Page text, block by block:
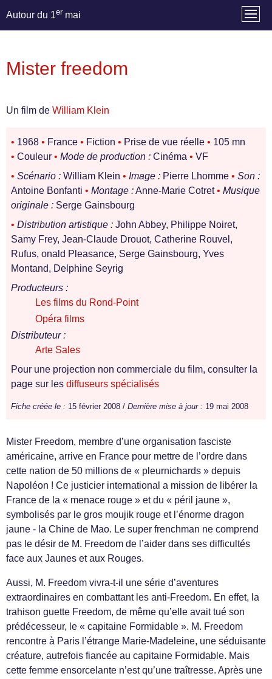
Autour du 1er mai
Mister freedom
Un film de William Klein
• 1968 • France • Fiction • Prise de vue réelle • 105 mn
• Couleur • Mode de production : Cinéma • VF
• Scénario : William Klein • Image : Pierre Lhomme • Son :
Antoine Bonfanti • Montage :Anne-Marie Cotret• Musique
originale : Serge Gainsbourg
• Distribution artistique : John Abbey, Philippe Noiret,
Samy Frey, Jean-Claude Drouot, Catherine Rouvel,
Rufus, onald Pleasance, Serge Gainsbourg, Yves
Montand, Delphine Seyrig
Producteurs :
Les films du Rond-Point
Opéra films
Distributeur :
Arte Sales
Pour une projection non commerciale du film, consulter la
page sur les diffuseurs spécialisés
Fiche créée le : 15 février 2008 / Dernière mise à jour : 19 mai 2008
Mister Freedom, membre d’une organisation fasciste
américaine, arrive en France pour mettre de l’ordre dans
cette nation de 50 millions de « pleurnichards » depuis
Napoléon ! Ce justicier international a mission de libérer la
France de la « menace rouge » et du « péril jaune »,
symbolisés par le gros moujik rouge et l’énorme dragon
jaune - la Chine de Mao. Le super frenchman ne comprend
pas le désir de M. Freedom de l’aider dans ses difficultés
face aux Jaunes et aux Rouges.
Aussi, M. Freedom vivra-t-il une série d’aventures
extraordinaires en combattant les anti-Freedom. En effet, la
trahison guette Freedom, de même qu’elle avait tué son
prédécesseur, le « capitaine Formidable ». M. Freedom
rencontre à Paris l’étrange Marie-Madeleine, une séduisante
créature, autrefois fiancée au capitaine Formidable. Mais
cette femme ensorcelante n’est qu’une traîtresse. Après une